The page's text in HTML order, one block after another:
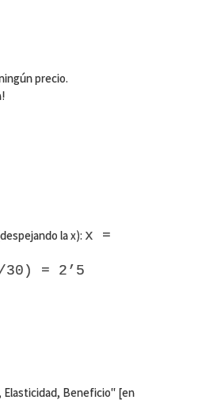
precio.
la x): x =
= 2’5
Elasticidad, Beneficio" [en